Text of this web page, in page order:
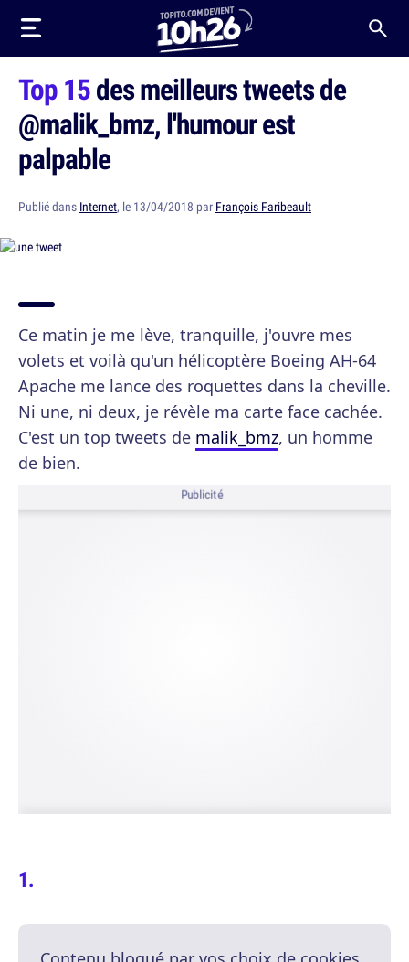
Top 15des meilleurs tweets de
@malik_bmz, l'humour est
palpable
Publié dans Internet, le 13/04/2018 par François Faribeault
Ce matin je me lève, tranquille, j'ouvre mes
volets et voilà qu'un hélicoptère Boeing AH-64
Apache me lance des roquettes dans la cheville.
Ni une, ni deux, je révèle ma carte face cachée.
C'est un top tweets de malik_bmz, un homme
de bien.
Publicité